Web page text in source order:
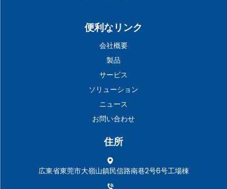
便利なリンク
会社概要
製品
サービス
ソリューション
ニュース
お問い合わせ
住所
広東省東莞市大嶺山鎮民信路南巷2号6号工場棟